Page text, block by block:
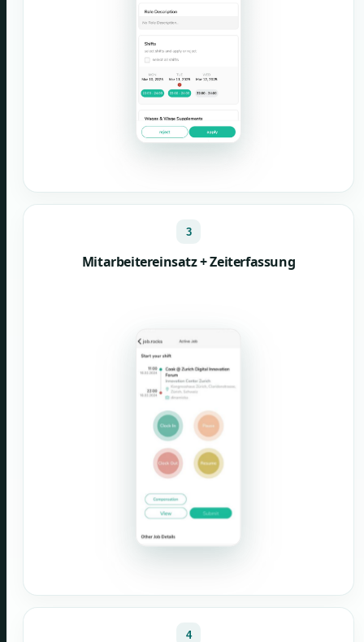
3
Mitarbeitereinsatz + Zeiterfassung
4